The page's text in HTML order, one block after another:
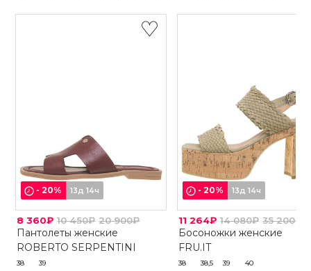
-20% 13д 14ч
8 360₽ 10 450₽ 20 900₽
Пантолеты женские
ROBERTO SERPENTINI
38 39
-20% 13д 14ч
11 264₽ 14 080₽ 35 200₽
Босоножки женские
FRU.IT
38 38,5 39 40